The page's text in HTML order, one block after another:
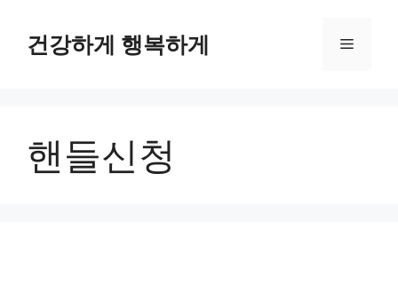
건강하게 행복하게 메
핸들신청